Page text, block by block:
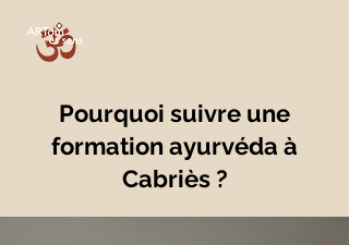
Pourquoi suivre une
formation ayurvéda à
Cabriès ?